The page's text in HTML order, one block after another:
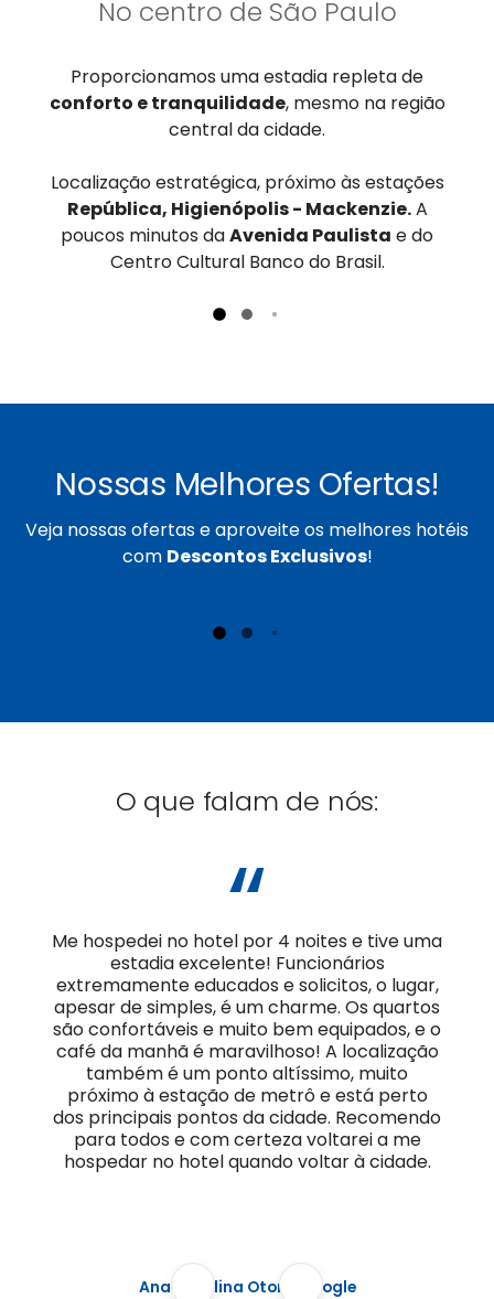
No centro de São Paulo
Proporcionamos uma estadia repleta de
conforto e tranquilidade, mesmo na região
central da cidade.
Localização estratégica, próximo às estações
República, Higienópolis - Mackenzie.A
poucos minutos daAvenida Paulista e do
Centro Cultural Banco do Brasil.
Nossas Melhores Ofertas!
Veja nossas ofertas e aproveite os melhores hotéis
com Descontos Exclusivos!
O que falam de nós:
“
Me hospedei no hotel por 4 noites e tive uma
estadia excelente! Funcionários
extremamente educados e solicitos, o lugar,
apesar de simples, é um charme. Os quartos
são confortáveis e muito bem equipados, e o
café da manhã é maravilhoso! A localização
também é um ponto altíssimo, muito
próximo à estação de metrô e está perto
dos principais pontos da cidade. Recomendo
para todos e com certeza voltarei a me
hospedar no hotel quando voltar à cidade.
Ana Carolina Otoni, Google